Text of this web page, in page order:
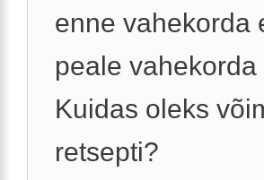
enne vahekorda
peale
Kuidas oleks
retsepti?